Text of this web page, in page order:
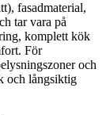
fasadmaterial,
tar vara på
komplett kök
För
och
och långsiktig